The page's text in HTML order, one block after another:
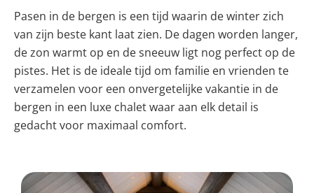
Pasen in de bergen is een tijd waarin de winter zich
van zijn beste kant laat zien. De dagen worden langer,
de zon warmt op en de sneeuw ligt nog perfect op de
pistes. Het is de ideale tijd om familie en vrienden te
verzamelen voor een onvergetelijke vakantie in de
bergen in een luxe chalet waar aan elk detail is
gedacht voor maximaal comfort.